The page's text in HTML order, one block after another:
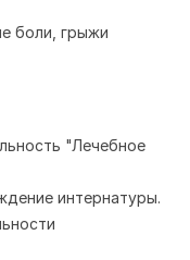
боли, грыжи
"Лечебное
интернатуры.